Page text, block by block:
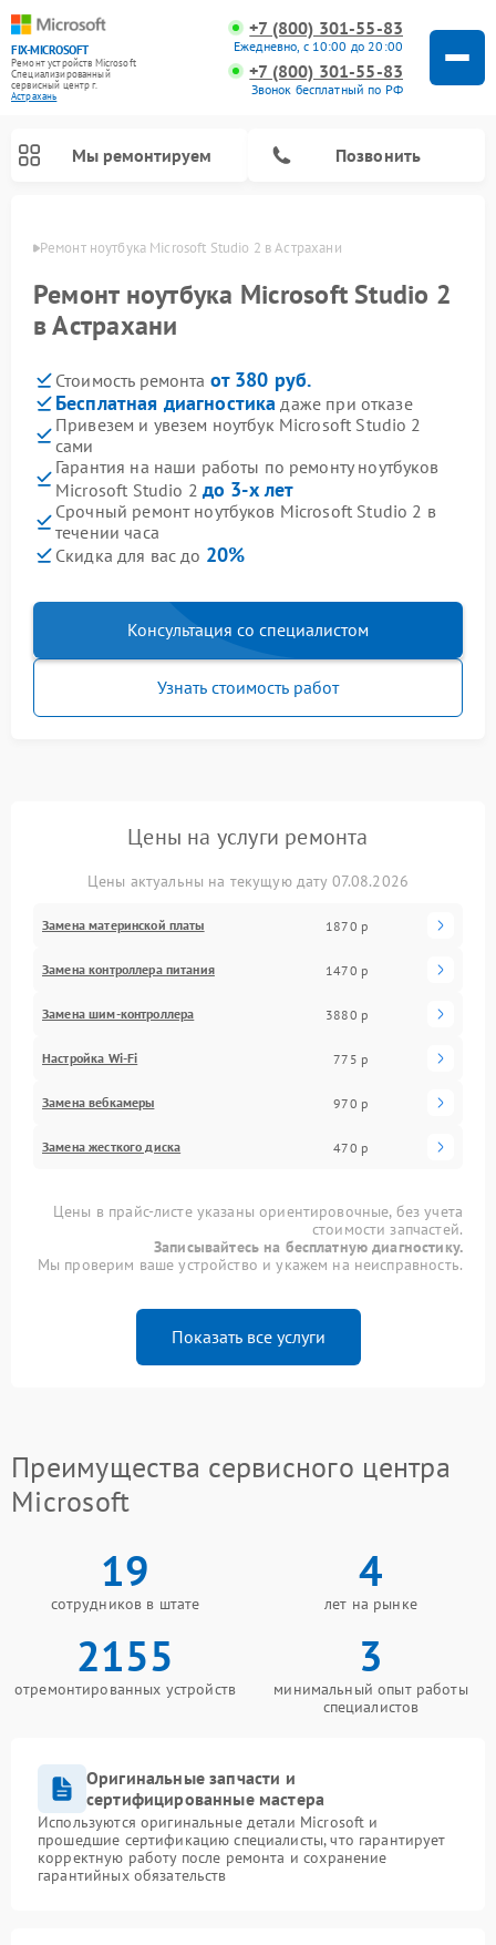
FIX-MICROSOFT
Ремонт устройств Microsoft
Специализированный
cервисный центр г.
Астрахань
+7 (800) 301-55-83
Ежедневно, с 10:00 до 20:00
+7 (800) 301-55-83
Звонок бесплатный по РФ
Мы ремонтируем Позвонить
Ремонт ноутбука Microsoft Studio 2 в Астрахани
Ремонт ноутбука Microsoft Studio 2
в Астрахани
Стоимость ремонта от 380 руб.
Бесплатная диагностика даже при отказе
Привезем и увезем ноутбук Microsoft Studio 2
сами
Гарантия на наши работы по ремонту ноутбуков
Microsoft Studio 2 до 3-х лет
Срочный ремонт ноутбуков Microsoft Studio 2 в
течении часа
Скидка для вас до 20%
Консультация со специалистом
Узнать стоимость работ
Цены на услуги ремонта
Цены актуальны на текущую дату 07.08.2026
Замена материнской платы 1870 р
Замена контроллера питания 1470 р
Замена шим-контроллера 3880 р
Настройка Wi-Fi 775 р
Замена вебкамеры 970 р
Замена жесткого диска 470 р
Цены в прайс-листе указаны ориентировочные, без учета
стоимости запчастей.
Записывайтесь на бесплатную диагностику.
Мы проверим ваше устройство и укажем на неисправность.
Показать все услуги
Преимущества сервисного центра
Microsoft
19
сотрудников в штате
4
лет на рынке
2155
отремонтированных устройств
3
минимальный опыт работы
специалистов
Оригинальные запчасти и
сертифицированные мастера
Используются оригинальные детали Microsoft и
прошедшие сертификацию специалисты, что гарантирует
корректную работу после ремонта и сохранение
гарантийных обязательств